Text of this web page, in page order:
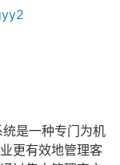
是一种专门为机
更有效地管理客